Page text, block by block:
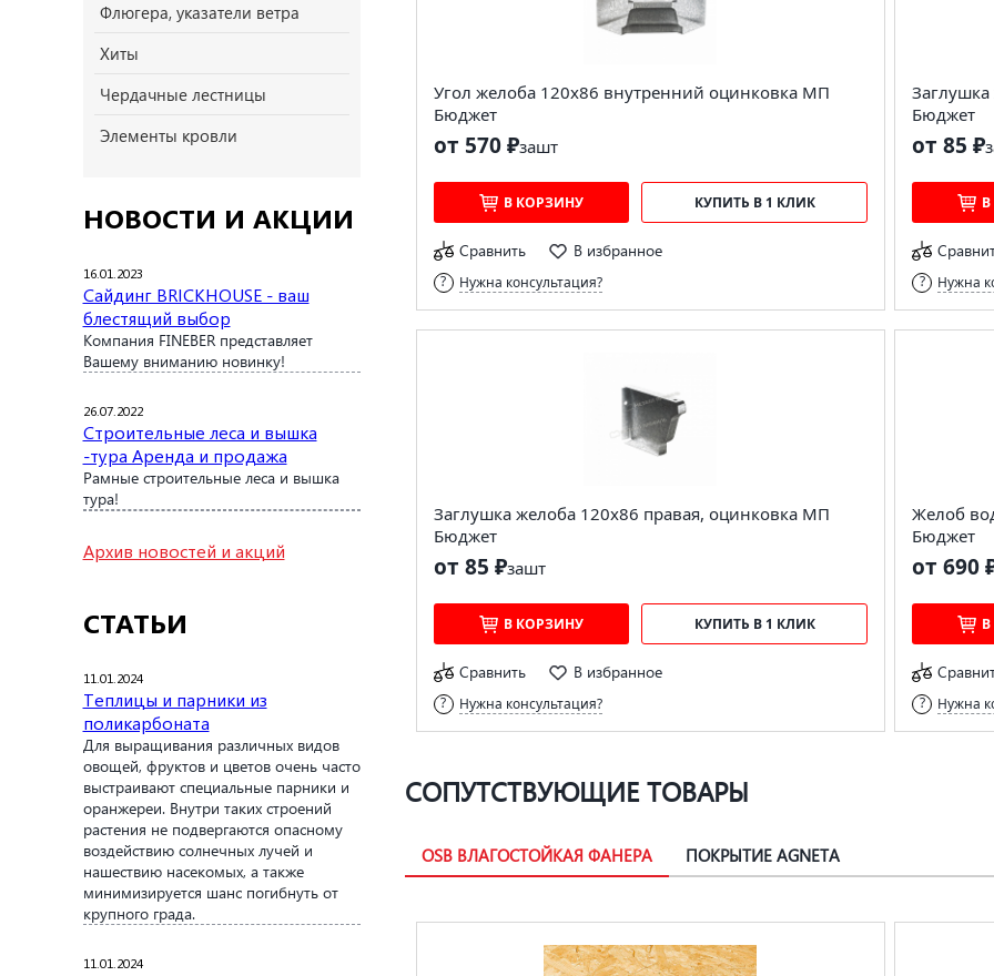
Флюгера, указатели ветра
Хиты
Чердачные лестницы
Элементы кровли
НОВОСТИ И АКЦИИ
16.01.2023
Сайдинг BRICKHOUSE - ваш
блестящий выбор
Компания FINEBER представляет
Вашему вниманию новинку!
26.07.2022
Строительные леса и вышка
-тура Аренда и продажа
Рамные строительные леса и вышка
тура!
Архив новостей и акций
СТАТЬИ
11.01.2024
Теплицы и парники из
поликарбоната
Для выращивания различных видов
овощей, фруктов и цветов очень часто
выстраивают специальные парники и
оранжереи. Внутри таких строений
растения не подвергаются опасному
воздействию солнечных лучей и
нашествию насекомых, а также
минимизируется шанс погибнуть от
крупного града.
11.01.2024
Угол желоба 120х86 внутренний оцинковка МП
Бюджет
от 570 ₽зашт
В КОРЗИНУ КУПИТЬ В 1 КЛИК
Сравнить В избранное
Нужна консультация?
Бюджет
от 85 ₽
Нужна
Заглушка желоба 120х86 правая, оцинковка МП
Бюджет
от 85 ₽зашт
В КОРЗИНУ КУПИТЬ В 1 КЛИК
Сравнить В избранное
Нужна консультация?
Желоб
Бюджет
от 690
Нужна
СОПУТСТВУЮЩИЕ ТОВАРЫ
OSB ВЛАГОСТОЙКАЯ ФАНЕРА ПОКРЫТИЕ AGNETA